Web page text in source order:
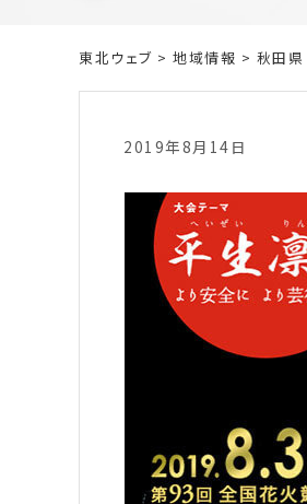
東北ウェブ > 地域情報 > 秋田県
2019年8月14日